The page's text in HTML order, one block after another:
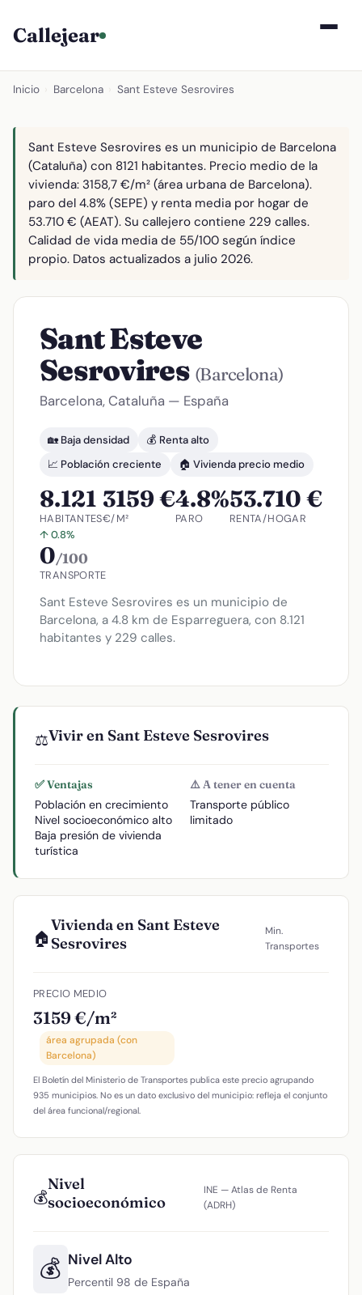
Callejear
Inicio Barcelona Sant Esteve Sesrovires
Sant Esteve Sesrovires es un municipio de Barcelona
(Cataluña) con 8121 habitantes. Precio medio de la
vivienda: 3158,7 €/m² (área urbana de Barcelona).
paro del 4.8% (SEPE) y renta media por hogar de
53.710 € (AEAT). Su callejero contiene 229 calles.
Calidad de vida media de 55/100 según índice
propio. Datos actualizados a julio 2026.
Sant Esteve
Sesrovires (Barcelona)
Barcelona, Cataluña — España
🏡 Baja densidad
💰 Renta alto
📈 Población creciente
🏠 Vivienda precio medio
8.121
HABITANTES
↑ 0.8%
3159 €
€/M²
4.8%
PARO
53.710 €
RENTA/HOGAR
0/100
TRANSPORTE
Sant Esteve Sesrovires es un municipio de
Barcelona, a 4.8 km de Esparreguera, con 8.121
habitantes y 229 calles.
⚖️Vivir en Sant Esteve Sesrovires
✅ Ventajas
Población en crecimiento
Nivel socioeconómico alto
Baja presión de vivienda
turística
⚠️ A tener en cuenta
Transporte público
limitado
🏠
Vivienda en Sant Esteve
Sesrovires
Min.
Transportes
PRECIO MEDIO
3159 €/m²
área agrupada (con
Barcelona)
El Boletín del Ministerio de Transportes publica este precio agrupando
935 municipios. No es un dato exclusivo del municipio: refleja el conjunto
del área funcional/regional.
💰
Nivel
socioeconómico
INE — Atlas de Renta
(ADRH)
💰 Nivel Alto
Percentil 98 de España